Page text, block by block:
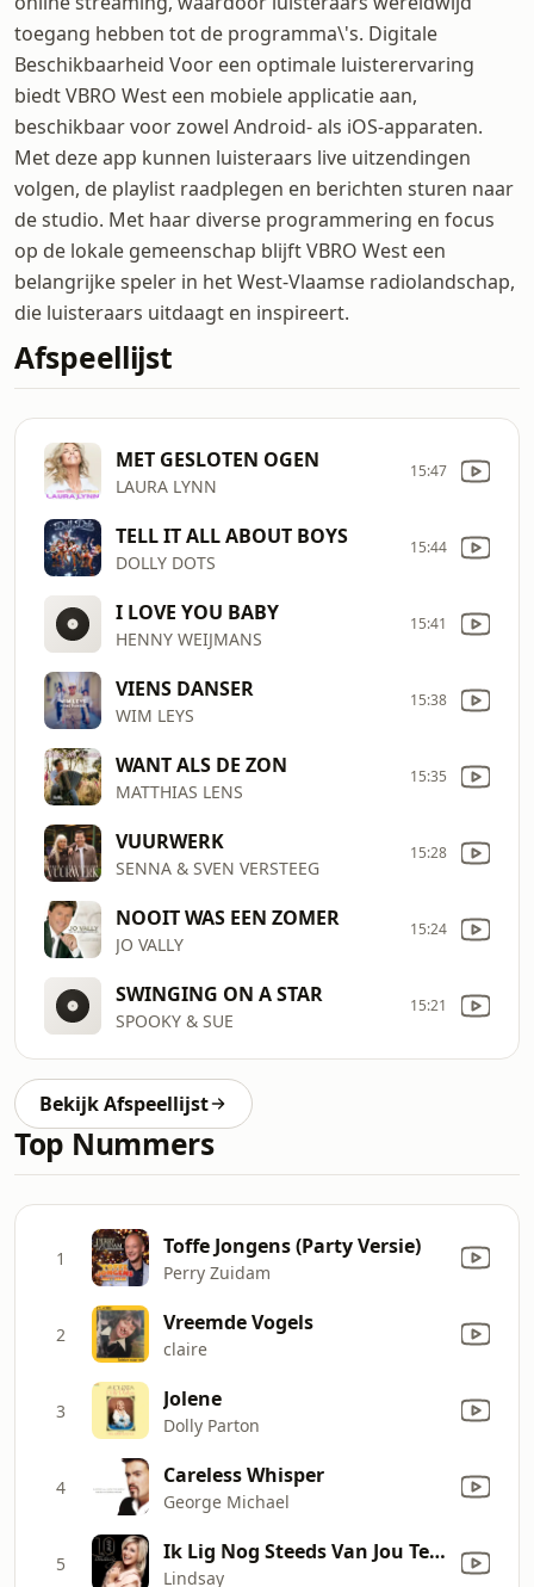
toegang hebben tot de programma\'s. Digitale
Beschikbaarheid Voor een optimale luisterervaring
biedt VBRO West een mobiele applicatie aan,
beschikbaar voor zowel Android- als iOS-apparaten.
Met deze app kunnen luisteraars live uitzendingen
volgen, de playlist raadplegen en berichten sturen naar
de studio. Met haar diverse programmering en focus
op de lokale gemeenschap blijft VBRO West een
belangrijke speler in het West-Vlaamse radiolandschap,
die luisteraars uitdaagt en inspireert.
Afspeellijst
MET GESLOTEN OGEN
LAURA LYNN
15:47
TELL IT ALL ABOUT BOYS
DOLLY DOTS
15:44
I LOVE YOU BABY
HENNY WEIJMANS
15:41
VIENS DANSER
WIM LEYS
15:38
WANT ALS DE ZON
MATTHIAS LENS
15:35
VUURWERK
SENNA & SVEN VERSTEEG
15:28
NOOIT WAS EEN ZOMER
JO VALLY
15:24
SWINGING ON A STAR
SPOOKY & SUE
15:21
Bekijk Afspeellijst
Top Nummers
1 Toffe Jongens (Party Versie)
Perry Zuidam
2 Vreemde Vogels
claire
3 Jolene
Dolly Parton
4 Careless Whisper
George Michael
5 Ik Lig Nog Steeds Van Jou Te Dromen
Lindsay